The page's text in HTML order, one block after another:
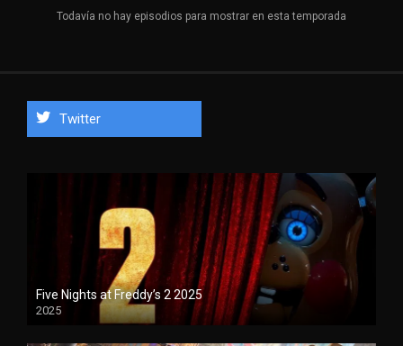
Todavía no hay episodios para mostrar en esta temporada
Twitter
Five Nights at Freddy’s 2 2025
2025
1080P